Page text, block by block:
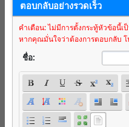
ตอบกลับอย่างรวดเร็ว
คำเตือน: ไม่มีการตั้งกระทู้หัวข้อนี้เ
หากคุณมั่นใจว่าต้องการตอบกลับ
ชื่อ: